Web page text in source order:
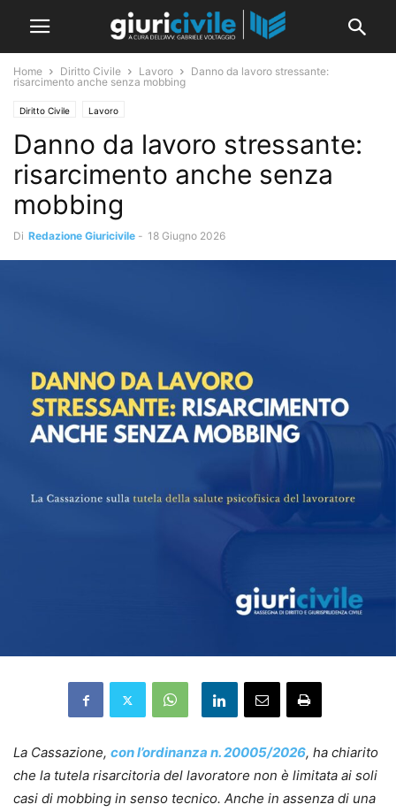
Home Diritto Civile Lavoro
Danno da lavoro stressante:
risarcimento anche senza mobbing
Diritto Civile Lavoro
Danno da lavoro stressante:
risarcimento anche senza
mobbing
Di Redazione Giuricivile - 18 Giugno 2026
La Cassazione, con l’ordinanza n. 20005/2026, ha chiarito
che la tutela risarcitoria del lavoratore non è limitata ai soli
casi di mobbing in senso tecnico. Anche in assenza di una